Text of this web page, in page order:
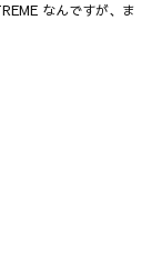
なんですが、ま